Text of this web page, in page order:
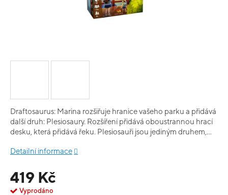
419 Kč
Vyprodáno
Draftosaurus: Marina rozšiřuje hranice vašeho parku a přidává
další druh: Plesiosaury. Rozšíření přidává oboustrannou hrací
desku, která přidává řeku. Plesiosauři jsou jediným druhem,
budete mít svého Plesiosaura, tím více bodů na konci hry
Detailní informace